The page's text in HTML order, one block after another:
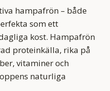
hampafrön – både
som ett
kost. Hampafrön
proteinkälla, rika på
vitaminer och
naturliga